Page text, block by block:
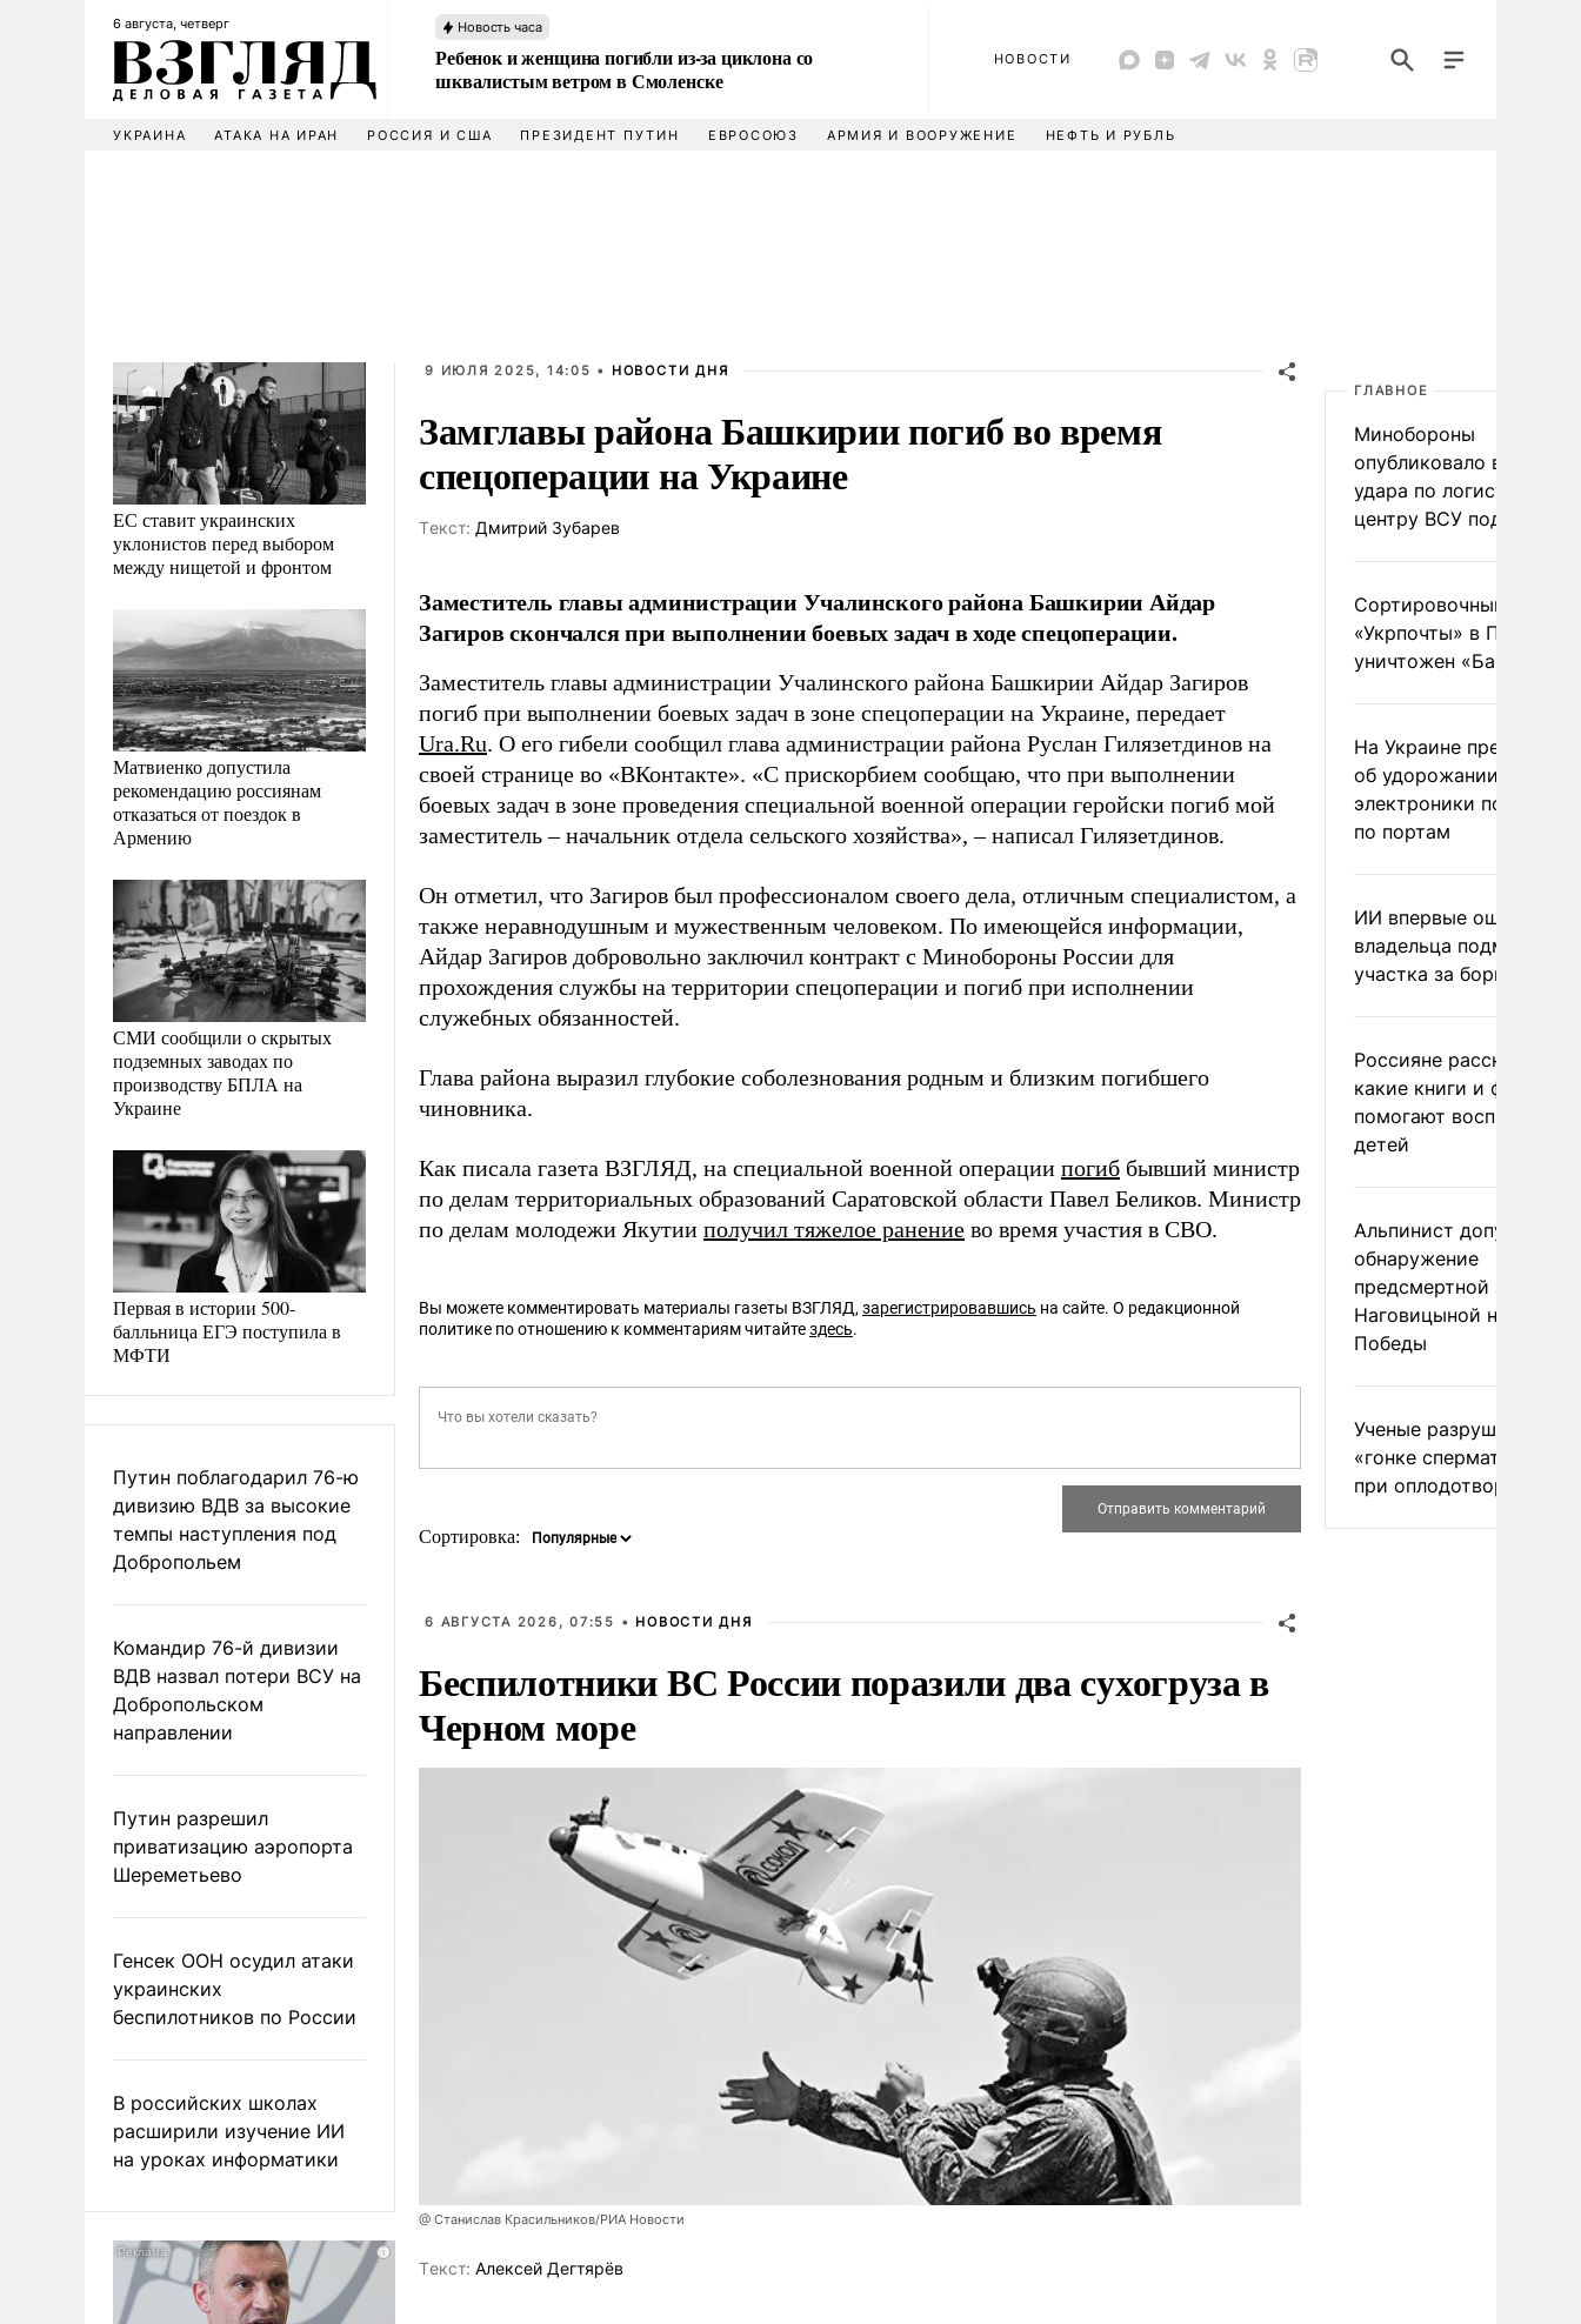
6 августа, четверг Новость часа
Ребенок и женщина погибли из-за циклона со
шквалистым ветром в Смоленске
НОВОСТИ
УКРАИНА АТАКА НА ИРАН РОССИЯ И США ПРЕЗИДЕНТ ПУТИН ЕВРОСОЮЗ АРМИЯ И ВООРУЖЕНИЕ НЕФТЬ И РУБЛЬ
ЕС ставит украинских
уклонистов перед выбором
между нищетой и фронтом
Матвиенко допустила
рекомендацию россиянам
отказаться от поездок в
Армению
СМИ сообщили о скрытых
подземных заводах по
производству БПЛА на
Украине
Первая в истории 500-
балльница ЕГЭ поступила в
МФТИ
Путин поблагодарил 76-ю
дивизию ВДВ за высокие
темпы наступления под
Добропольем
Командир 76-й дивизии
ВДВ назвал потери ВСУ на
Добропольском
направлении
Путин разрешил
приватизацию аэропорта
Шереметьево
Генсек ООН осудил атаки
украинских
беспилотников по России
В российских школах
расширили изучение ИИ
на уроках информатики
9 ИЮЛЯ 2025, 14:05 • НОВОСТИ ДНЯ
Замглавы района Башкирии погиб во время
спецоперации на Украине
Tекст: Дмитрий Зубарев
Заместитель главы администрации Учалинского района Башкирии Айдар
Загиров скончался при выполнении боевых задач в ходе спецоперации.
Заместитель главы администрации Учалинского района Башкирии Айдар Загиров
погиб при выполнении боевых задач в зоне спецоперации на Украине, передает
Ura.Ru. О его гибели сообщил глава администрации района Руслан Гилязетдинов на
своей странице во «ВКонтакте». «С прискорбием сообщаю, что при выполнении
боевых задач в зоне проведения специальной военной операции геройски погиб мой
заместитель – начальник отдела сельского хозяйства», – написал Гилязетдинов.
Он отметил, что Загиров был профессионалом своего дела, отличным специалистом, а
также неравнодушным и мужественным человеком. По имеющейся информации,
Айдар Загиров добровольно заключил контракт с Минобороны России для
прохождения службы на территории спецоперации и погиб при исполнении
служебных обязанностей.
Глава района выразил глубокие соболезнования родным и близким погибшего
чиновника.
Как писала газета ВЗГЛЯД, на специальной военной операции погиб бывший министр
по делам территориальных образований Саратовской области Павел Беликов. Министр
по делам молодежи Якутии получил тяжелое ранение во время участия в СВО.
Вы можете комментировать материалы газеты ВЗГЛЯД, зарегистрировавшись на сайте. О редакционной
политике по отношению к комментариям читайтездесь.
Сортировка:
6 АВГУСТА 2026, 07:55 • НОВОСТИ ДНЯ
Беспилотники ВС России поразили два сухогруза в
Черном море
@ Станислав Красильников/РИА Новости
Tекст: Алексей Дегтярёв
ГЛАВНОЕ
Минобороны
опубликовало видео
удара по
центру ВСУ под Киевом
Сортировочный пункт
«Укрпочты» в
уничтожен
На Украине
об удорожании
электроники после
по портам
ИИ впервые
владельца
участка за борщевик
Россияне рассказали,
какие книги и фильмы
помогают воспитывать
детей
Альпинист допустил
обнаружение
предсмертной записки
Наговицыной на пике
Победы
Ученые разрушили миф
«гонке
при оплодотворении